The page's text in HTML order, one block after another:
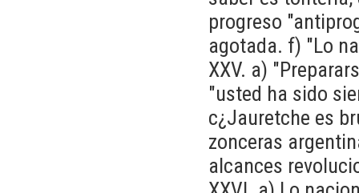
progreso
agotada. f) "Lo
XXV. a)
"usted ha sido
c¿Jauretche es
zonceras
alcances